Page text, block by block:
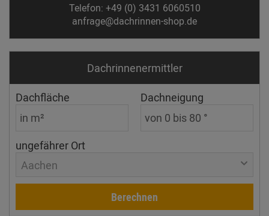
Telefon: +49 (0) 3431 6060510
anfrage@dachrinnen-shop.de
Dachrinnen­ermittler
Dachfläche Dachneigung
ungefährer Ort
Aachen
Berechnen